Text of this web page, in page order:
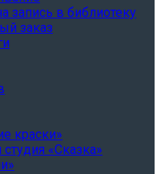
запись в библиотеку
заказ
краски»
«Сказка»